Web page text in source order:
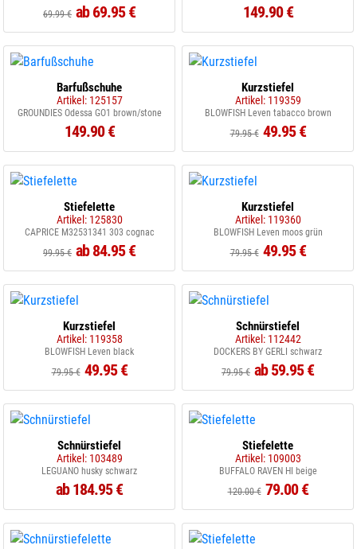
69.99 € ab 69.95 € 149.90 €
Barfußschuhe
Artikel: 125157
GROUNDIES Odessa GO1 brown/stone
149.90 €
Kurzstiefel
Artikel: 119359
BLOWFISH Leven tabacco brown
79.95 € 49.95 €
Stiefelette
Artikel: 125830
CAPRICE M32531341 303 cognac
99.95 € ab 84.95 €
Kurzstiefel
Artikel: 119360
BLOWFISH Leven moos grün
79.95 € 49.95 €
Kurzstiefel
Artikel: 119358
BLOWFISH Leven black
79.95 € 49.95 €
Schnürstiefel
Artikel: 112442
DOCKERS BY GERLI schwarz
79.95 € ab 59.95 €
Schnürstiefel
Artikel: 103489
LEGUANO husky schwarz
ab 184.95 €
Stiefelette
Artikel: 109003
BUFFALO RAVEN HI beige
120.00 € 79.00 €